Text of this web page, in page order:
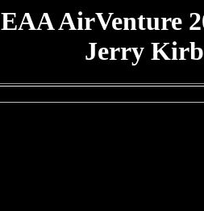
EAA AirVenture
Jerry